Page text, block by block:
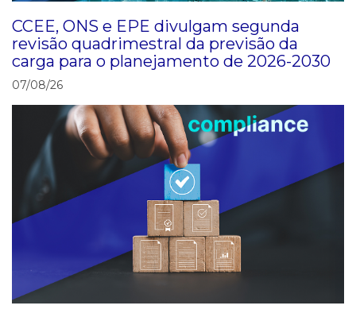
CCEE, ONS e EPE divulgam segunda
revisão quadrimestral da previsão da
carga para o planejamento de 2026-2030
07/08/26